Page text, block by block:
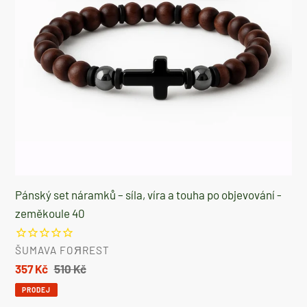
zeměkoule
Pánský set náramků – síla, víra a touha po objevování -
zeměkoule 40
DODAVATEL
ŠUMAVA FOЯREST
Prodejní
cena
357 Kč Běžná
cena
510 Kč
PRODEJ